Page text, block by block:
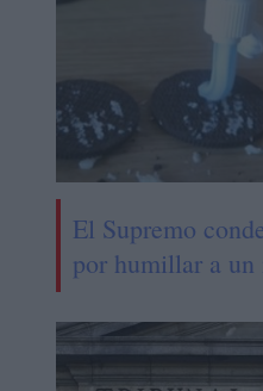
El Supremo
por humillar a un